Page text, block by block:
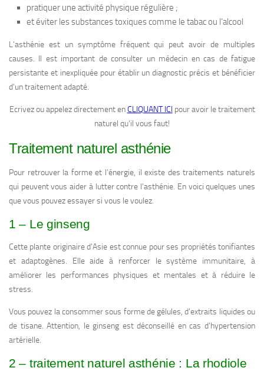
pratiquer une activité physique régulière ;
et éviter les substances toxiques comme le tabac ou l’alcool
L’asthénie est un symptôme fréquent qui peut avoir de multiples
causes. Il est important de consulter un médecin en cas de fatigue
persistante et inexpliquée pour établir un diagnostic précis et bénéficier
d’un traitement adapté.
Ecrivez ou appelez directement enCLIQUANT ICI pour avoir le traitement
naturel qu’il vous faut!
Traitement naturel asthénie
Pour retrouver la forme et l’énergie, il existe des traitements naturels
qui peuvent vous aider à lutter contre l’asthénie. En voici quelques unes
que vous pouvez essayer si vous le voulez.
1 – Le ginseng
Cette plante originaire d’Asie est connue pour ses propriétés tonifiantes
et adaptogènes. Elle aide à renforcer le système immunitaire, à
améliorer les performances physiques et mentales et à réduire le
stress.
Vous pouvez la consommer sous forme de gélules, d’extraits liquides ou
de tisane. Attention, le ginseng est déconseillé en cas d’hypertension
artérielle.
2 – traitement naturel asthénie : La rhodiole